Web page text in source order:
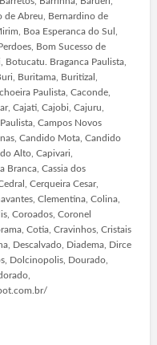
de Abreu, Bernardino de
Boa Esperanca do Sul,
Bom Sucesso de
Botucatu. Braganca Paulista,
Buritama, Buritizal,
Paulista, Caconde,
Cajati, Cajobi, Cajuru,
Campos Novos
Candido Mota, Candido
Alto, Capivari,
Branca, Cassia dos
Cerqueira Cesar,
Clementina, Colina,
Coroados, Coronel
Cotia, Cravinhos, Cristais
Descalvado, Diadema, Dirce
Dolcinopolis, Dourado,